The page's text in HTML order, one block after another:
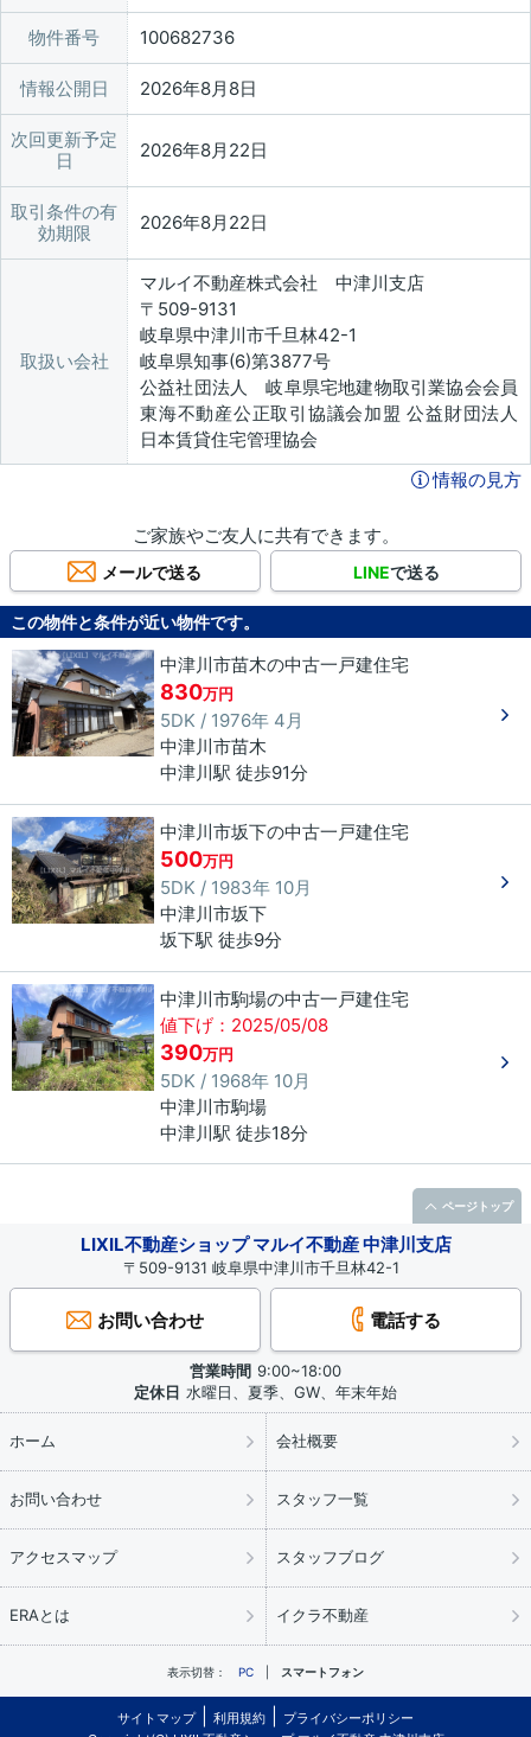
物件番号 100682736
情報公開日 2026年8月8日
次回更新予定
日
2026年8月22日
取引条件の有
効期限
2026年8月22日
取扱い会社
マルイ不動産株式会社 中津川支店
〒509-9131
岐阜県中津川市千旦林42-1
岐阜県知事(6)第3877号
公益社団法人 岐阜県宅地建物取引業協会会員
東海不動産公正取引協議会加盟 公益財団法人
日本賃貸住宅管理協会
情報の見方
ご家族やご友人に共有できます。
メールで送る LINEで送る
この物件と条件が近い物件です。
中津川市苗木の中古一戸建住宅
830万円
5DK / 1976年 4月
中津川市苗木
中津川駅 徒歩91分
中津川市坂下の中古一戸建住宅
500万円
5DK / 1983年 10月
中津川市坂下
坂下駅 徒歩9分
中津川市駒場の中古一戸建住宅
値下げ：2025/05/08
390万円
5DK / 1968年 10月
中津川市駒場
中津川駅 徒歩18分
LIXIL不動産ショップ マルイ不動産 中津川支店
〒509-9131 岐阜県中津川市千旦林42-1
お問い合わせ 電話する
営業時間 9:00~18:00
定休日 水曜日、夏季、GW、年末年始
ホーム 会社概要
お問い合わせ スタッフ一覧
アクセスマップ スタッフブログ
ERAとは イクラ不動産
表示切替： PC スマートフォン
サイトマップ 利用規約
プライバシーポリシー
ページトップ